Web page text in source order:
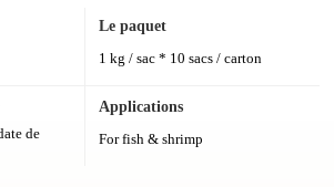
Le paquet
1 kg / sac * 10 sacs / carton
de
Applications
For fish & shrimp